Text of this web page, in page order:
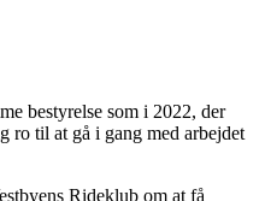
bestyrelse som i 2022, der
ro til at gå i gang med arbejdet
Rideklub om at få